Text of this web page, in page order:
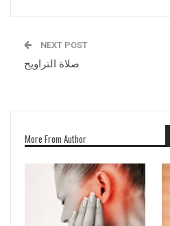
NEXT POST
صلاة التراويح
More From Author